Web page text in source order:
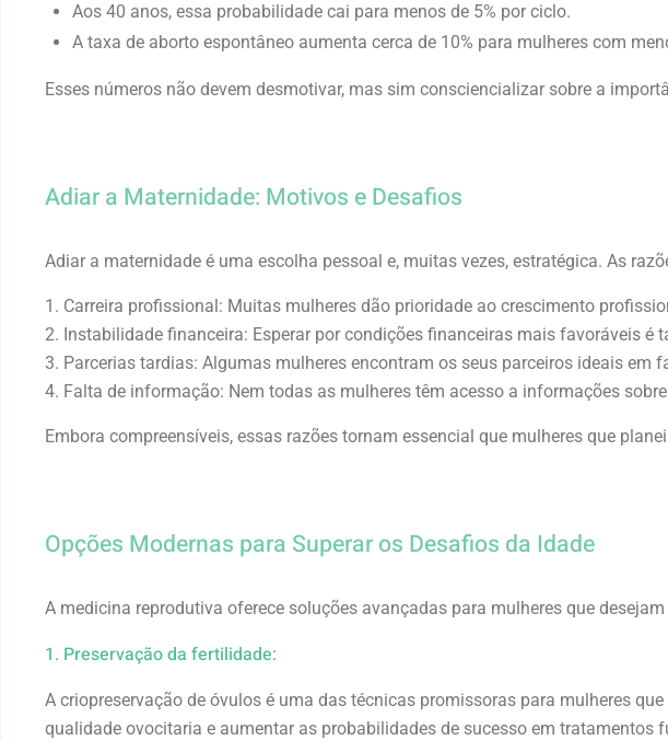
Aos 40 anos, essa probabilidade cai para menos de 5% por ciclo.
A taxa de aborto espontâneo aumenta cerca de 10% para mulheres com
Esses números não devem desmotivar, mas sim consciencializar sobre a
Adiar a Maternidade: Motivos e Desafios
Adiar a maternidade é uma escolha pessoal e, muitas vezes, estratégica. As
1. Carreira profissional: Muitas mulheres dão prioridade ao crescimento
2. Instabilidade financeira: Esperar por condições financeiras mais favoráveis é
3. Parcerias tardias: Algumas mulheres encontram os seus parceiros ideais em
4. Falta de informação: Nem todas as mulheres têm acesso a informações
Embora compreensíveis, essas razões tornam essencial que mulheres que
Opções Modernas para Superar os Desafios da Idade
A medicina reprodutiva oferece soluções avançadas para mulheres que
1. Preservação da fertilidade:
A criopreservação de óvulos é uma das técnicas promissoras para mulheres
qualidade ovocitaria e aumentar as probabilidades de sucesso em tratamentos